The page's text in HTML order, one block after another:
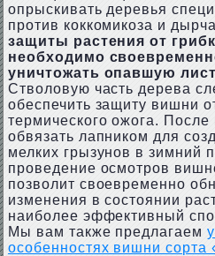
опрыскивать деревья
против коккомикоза и
защиты растения от
необходимо
уничтожать опавшую
Стволовую часть дерева
обеспечить защиту вишни
термического ожога.
обвязать лапником для
мелких грызунов в зимний
проведение осмотров
позволит своевременно
изменения в состоянии
наиболее эффективный
Мы вам также предлагаем
особенностях вишни сорта